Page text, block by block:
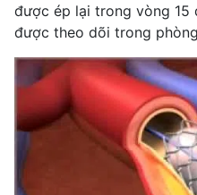
được ép lại trong vòng 15
được theo dõi trong